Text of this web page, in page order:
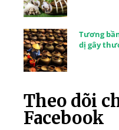
Tương
dị gây
Theo dõi
Facebook